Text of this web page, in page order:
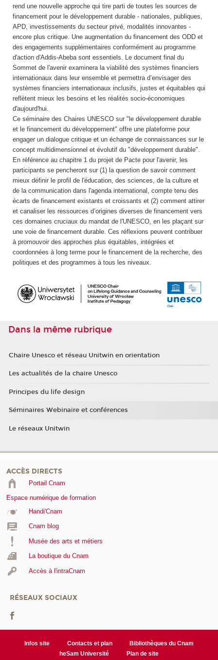
rend une nouvelle approche qui tire parti de toutes les sources de
financement pour le développement durable - nationales, publiques,
APD, investissements du secteur privé, modalités innovantes -
encore plus critique. Une augmentation du financement des ODD et
des engagements supplémentaires conformément au programme
d'action d'Addis-Abeba sont essentiels. Le document final du
Sommet de l'avenir examinera la viabilité des systèmes financiers
internationaux dans leur ensemble et permettra d’envisager des
systèmes financiers internationaux inclusifs, justes et équitables qui
reflètent mieux les besoins et les réalités socio-économiques
d'aujourd'hui.
Ce séminaire des Chaires UNESCO sur "le développement durable
et le financement du développement" offre une plateforme pour
engager un dialogue critique et un échange de connaissances sur le
concept multidimensionnel et évolutif du "développement durable".
En référence au chapitre 1 du projet de Pacte pour l'avenir, les
participants se pencheront sur (1) la question de savoir comment
mieux définir le profil de l'éducation, des sciences, de la culture et
de la communication dans l'agenda international, compte tenu des
écarts de financement existants et croissants et (2) comment attirer
et canaliser les ressources d’origines diverses de financement vers
ces domaines cruciaux du mandat de l'UNESCO, en les plaçant sur
une voie de financement durable. Ces réflexions peuvent contribuer
à promouvoir des approches plus équitables, intégrées et
coordonnées à long terme pour le financement de la recherche, des
politiques et des programmes à tous les niveaux.
Dans la même rubrique
Chaire Unesco et réseau Unitwin en orientation
Les actualités de la chaire Unesco
Principes du life design
Séminaires Webinaire et conférences
Le réseaux Unitwin
ACCÈS DIRECTS
Portail Cnam
Espace numérique de formation
Handi'Cnam
Cnam blog
Musée des arts et métiers
La boutique du Cnam
Accès à l'intraCnam
RÉSEAUX SOCIAUX
Infos site Contacts et plan
Bibliothèques du Cnam
heSam Université
Plan de site